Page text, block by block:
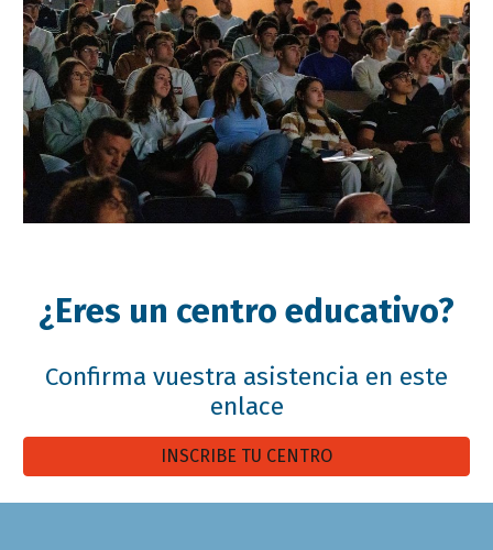
¿Eres un centro educativo?
Confirma vuestra asistencia en este
enlace
INSCRIBE TU CENTRO